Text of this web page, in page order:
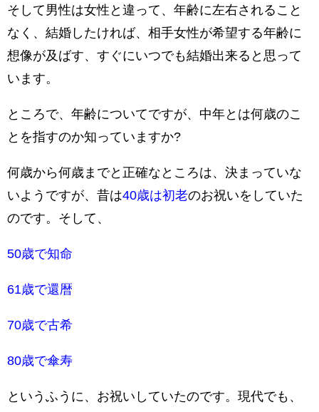
そして男性は女性と違って、年齢に左右されること
なく、結婚したければ、相手女性が希望する年齢に
想像が及ばす、すぐにいつでも結婚出来ると思って
います。
ところで、年齢についてですが、中年とは何歳のこ
とを指すのか知っていますか?
何歳から何歳までと正確なところは、決まっていな
いようですが、昔は40歳は初老のお祝いをしていた
のです。そして、
50歳で知命
61歳で還暦
70歳で古希
80歳で傘寿
というふうに、お祝いしていたのです。現代でも、